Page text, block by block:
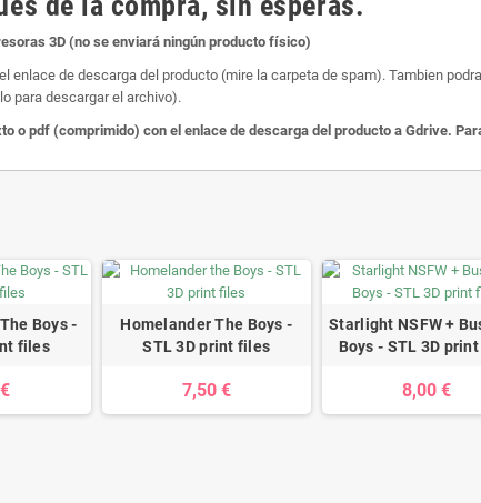
3D (no se enviará ningún producto físico)
enlace de descarga del producto (mire la carpeta de spam). Tambien
para descargar el archivo).
o pdf (comprimido) con el enlace de descarga del producto a Gdrive.
Boys -
files
Homelander The Boys -
STL 3D print files
7,50 €
Starlight NSFW +
Boys - STL 3D
8,00 €